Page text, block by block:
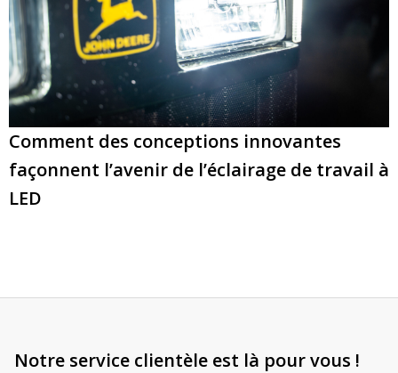
Comment des conceptions innovantes
façonnent l’avenir de l’éclairage de travail à
LED
Notre service clientèle est là pour vous !